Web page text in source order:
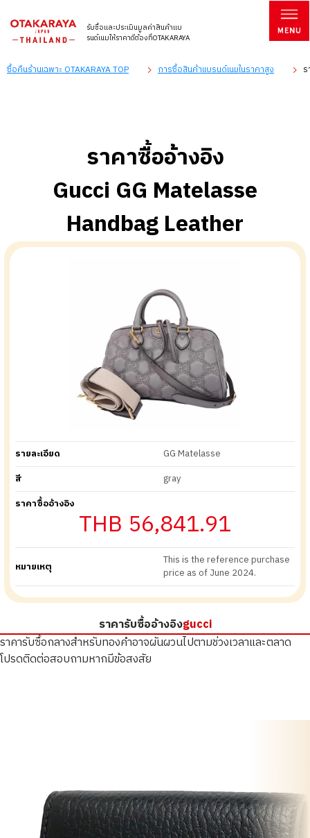
รับซื้อและประเมินมูลค่าสินค้าแบ
รนด์เนมให้ราคาดีต้องที่OTAKARAYA
ซื้อคืนร้านเฉพาะ OTAKARAYA TOP การซื้อสินค้าแบรนด์เนมในราคาสูง
ราคาซื้ออ้างอิง
Gucci GG Matelasse
Handbag Leather
รายละเอียด
GG Matelasse
สี
gray
ราคาซื้ออ้างอิง
THB 56,841.91
หมายเหตุ
This is the reference purchase
price as of June 2024.
ราคารับซื้ออ้างอิงgucci
ราคารับซื้อกลางสำหรับทองคำอาจผันผวนไปตามช่วงเวลาและตลาด
โปรดติดต่อสอบถามหากมีข้อสงสัย